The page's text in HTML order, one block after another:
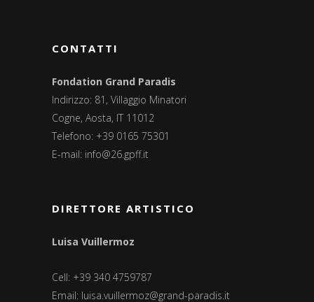
CONTATTI
Fondation Grand Paradis
Indirizzo: 81, Villaggio Minatori
Cogne, Aosta, IT 11012
Telefono: +39 0165 75301
E-mail: info@26.gpff.it
DIRETTORE ARTISTICO
Luisa Vuillermoz
Cell: +39 340 4759787
Email: luisa.vuillermoz@grand-paradis.it